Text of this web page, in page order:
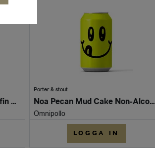
05:45 Breakfast, Maple Muffin Coffee Porter 7,0% (Burk 330ml)
Porter & stout
Noa Pecan Mud Cake Non-Alcoholic Stout 0,5% (Burk 330ml)
Omnipollo
LOGGA IN